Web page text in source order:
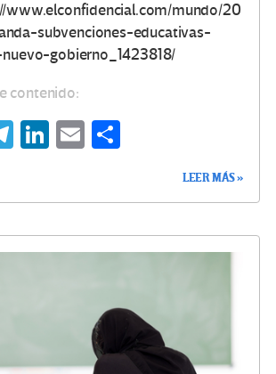
www.elconfidencial.com/mundo/20
subvenciones-educativas-
gobierno_1423818/
contenido:
Te
m
Li
n
E
ar
LEER MÁS »